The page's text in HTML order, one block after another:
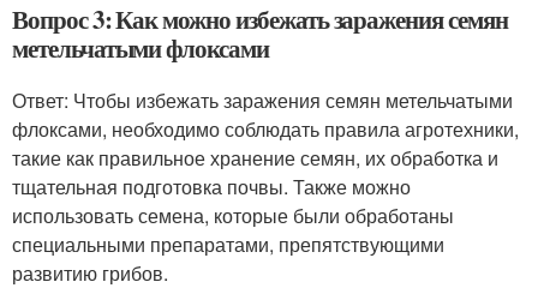
Вопрос 3: Как можно избежать заражения семян
метельчатыми флоксами
Ответ: Чтобы избежать заражения семян метельчатыми
флоксами, необходимо соблюдать правила агротехники,
такие как правильное хранение семян, их обработка и
тщательная подготовка почвы. Также можно
использовать семена, которые были обработаны
специальными препаратами, препятствующими
развитию грибов.